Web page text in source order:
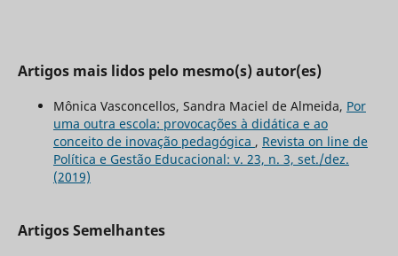
Artigos mais lidos pelo mesmo(s) autor(es)
Mônica Vasconcellos, Sandra Maciel de Almeida, Por
uma outra escola: provocações à didática e ao
conceito de inovação pedagógica , Revista on line de
Política e Gestão Educacional: v. 23, n. 3, set./dez.
(2019)
Artigos Semelhantes